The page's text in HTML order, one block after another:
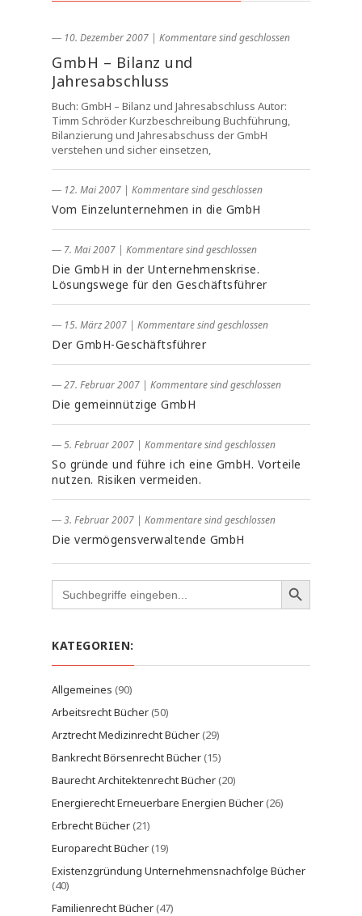
― 10. Dezember 2007 | Kommentare sind geschlossen
GmbH – Bilanz und
Jahresabschluss
Buch: GmbH – Bilanz und Jahresabschluss Autor:
Timm Schröder Kurzbeschreibung Buchführung,
Bilanzierung und Jahresabschuss der GmbH
verstehen und sicher einsetzen,
― 12. Mai 2007 | Kommentare sind geschlossen
Vom Einzelunternehmen in die GmbH
― 7. Mai 2007 | Kommentare sind geschlossen
Die GmbH in der Unternehmenskrise.
Lösungswege für den Geschäftsführer
― 15. März 2007 | Kommentare sind geschlossen
Der GmbH-Geschäftsführer
― 27. Februar 2007 | Kommentare sind geschlossen
Die gemeinnützige GmbH
― 5. Februar 2007 | Kommentare sind geschlossen
So gründe und führe ich eine GmbH. Vorteile
nutzen. Risiken vermeiden.
― 3. Februar 2007 | Kommentare sind geschlossen
Die vermögensverwaltende GmbH
Search
for:
KATEGORIEN:
Allgemeines (90)
Arbeitsrecht Bücher(50)
Arztrecht Medizinrecht Bücher(29)
Bankrecht Börsenrecht Bücher(15)
Baurecht Architektenrecht Bücher(20)
Energierecht Erneuerbare Energien Bücher(26)
Erbrecht Bücher(21)
Europarecht Bücher(19)
Existenzgründung Unternehmensnachfolge Bücher
(40)
Familienrecht Bücher(47)